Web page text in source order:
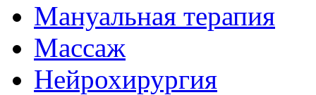
Мануальная терапия
Массаж
Нейрохирургия